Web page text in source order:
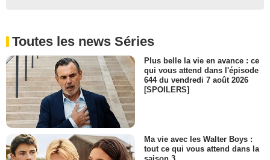
Toutes les news Séries
Plus belle la vie en avance : ce
qui vous attend dans l'épisode
644 du vendredi 7 août 2026
[SPOILERS]
Ma vie avec les Walter Boys :
tout ce qui vous attend dans la